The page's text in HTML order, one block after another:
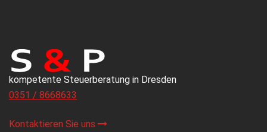
kompetente Steuerberatung in Dresden
0351 / 8668633
Kontaktieren Sie uns